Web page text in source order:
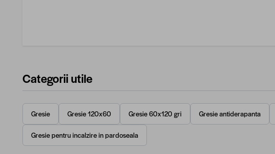
Categorii utile
Gresie Gresie 120x60 Gresie 60x120 gri Gresie antiderapanta
Gresie pentru incalzire in pardoseala